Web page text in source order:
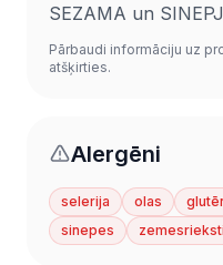
SEZAMA un
Pārbaudi informāciju uz
atšķirties.
Alergēni
selerija olas
sinepes
zemesrieksti